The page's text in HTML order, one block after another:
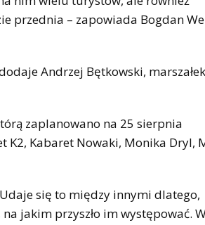
przednia – zapowiada Bogdan
Andrzej Bętkowski, marszałek
zaplanowano na 25 sierpnia
Kabaret Nowaki, Monika Dryl,
się to między innymi dlatego,
jakim przyszło im występować.